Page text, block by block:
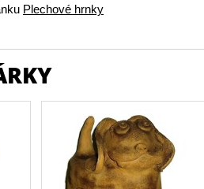
Plechové hrnky